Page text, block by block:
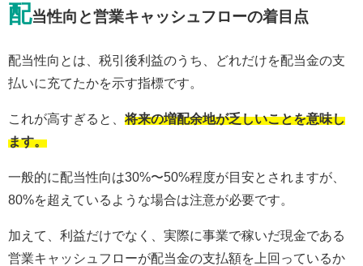
配当性向と営業キャッシュフローの着目点
配当性向とは、税引後利益のうち、どれだけを配当金の支
払いに充てたかを示す指標です。
これが高すぎると、将来の増配余地が乏しいことを意味し
ます。
一般的に配当性向は30%〜50%程度が目安とされますが、
80%を超えているような場合は注意が必要です。
加えて、利益だけでなく、実際に事業で稼いだ現金である
営業キャッシュフローが配当金の支払額を上回っているか